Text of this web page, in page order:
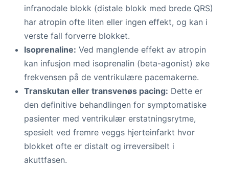
infranodale blokk (distale blokk med brede QRS)
har atropin ofte liten eller ingen effekt, og kan i
verste fall forverre blokket.
Isoprenaline: Ved manglende effekt av atropin
kan infusjon med isoprenalin (beta-agonist) øke
frekvensen på de ventrikulære pacemakerne.
Transkutan eller transvenøs pacing: Dette er
den definitive behandlingen for symptomatiske
pasienter med ventrikulær erstatningsrytme,
spesielt ved fremre veggs hjerteinfarkt hvor
blokket ofte er distalt og irreversibelt i
akuttfasen.